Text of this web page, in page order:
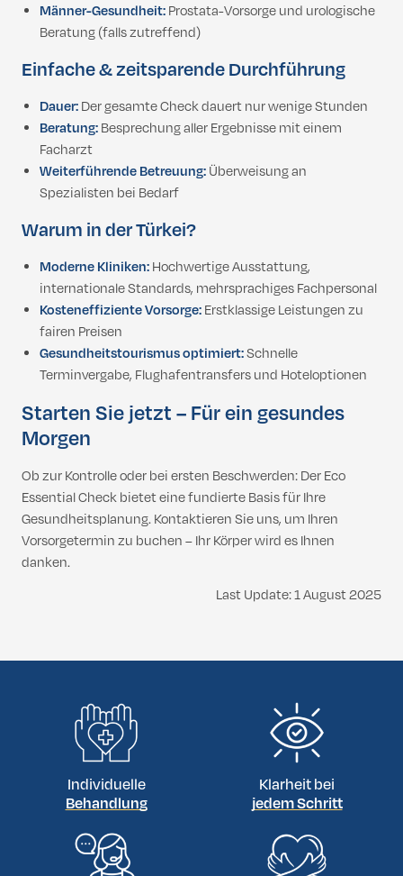
Männer-Gesundheit:Prostata-Vorsorge und urologische
Beratung (falls zutreffend)
Einfache & zeitsparende Durchführung
Dauer:Der gesamte Check dauert nur wenige Stunden
Beratung:Besprechung aller Ergebnisse mit einem
Facharzt
Weiterführende Betreuung:Überweisung an
Spezialisten bei Bedarf
Warum in der Türkei?
Moderne Kliniken:Hochwertige Ausstattung,
internationale Standards, mehrsprachiges Fachpersonal
Kosteneffiziente Vorsorge:Erstklassige Leistungen zu
fairen Preisen
Gesundheitstourismus optimiert:Schnelle
Terminvergabe, Flughafentransfers und Hoteloptionen
Starten Sie jetzt – Für ein gesundes
Morgen
Ob zur Kontrolle oder bei ersten Beschwerden: Der Eco
Essential Check bietet eine fundierte Basis für Ihre
Gesundheitsplanung. Kontaktieren Sie uns, um Ihren
Vorsorgetermin zu buchen – Ihr Körper wird es Ihnen
danken.
Last Update: 1 August 2025
Individuelle
Behandlung
Klarheit bei
jedem Schritt